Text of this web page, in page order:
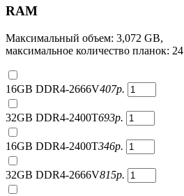
RAM
Максимальный объем: 3,072 GB,
максимальное количество планок: 24
16GB DDR4-2666V407р.
32GB DDR4-2400T693р.
16GB DDR4-2400T346р.
32GB DDR4-2666V815р.